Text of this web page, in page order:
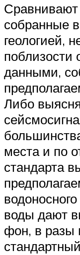
собранные
геологией,
поблизости
данными,
Либо
места и по
стандарта
воды дают
фон, в